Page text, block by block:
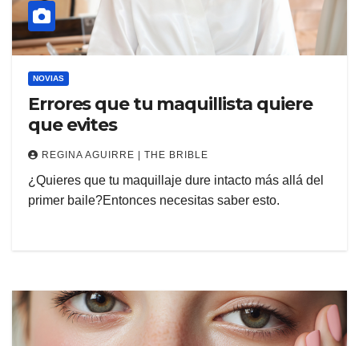
NOVIAS
Errores que tu maquillista quiere
que evites
REGINA AGUIRRE | THE BRIBLE
¿Quieres que tu maquillaje dure intacto más allá del
primer baile?Entonces necesitas saber esto.